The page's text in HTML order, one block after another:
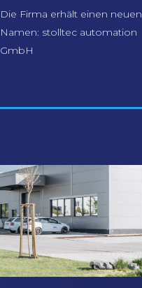
Die Firma erhält einen neuen
Namen: stolltec automation
GmbH